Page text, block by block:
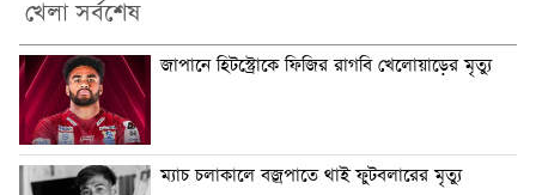
খেলা সর্বশেষ
জাপানে হিটস্ট্রোকে ফিজির রাগবি খেলোয়াড়ের মৃত্যু
ম্যাচ চলাকালে বজ্রপাতে থাই ফুটবলারের মৃত্যু